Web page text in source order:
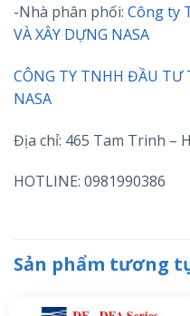
-Nhà phân phối: Công ty
VÀ XÂY DỰNG NASA
CÔNG TY TNHH ĐẦU TƯ
NASA
Địa chỉ: 465 Tam Trinh –
HOTLINE: 0981990386
Sản phẩm tương